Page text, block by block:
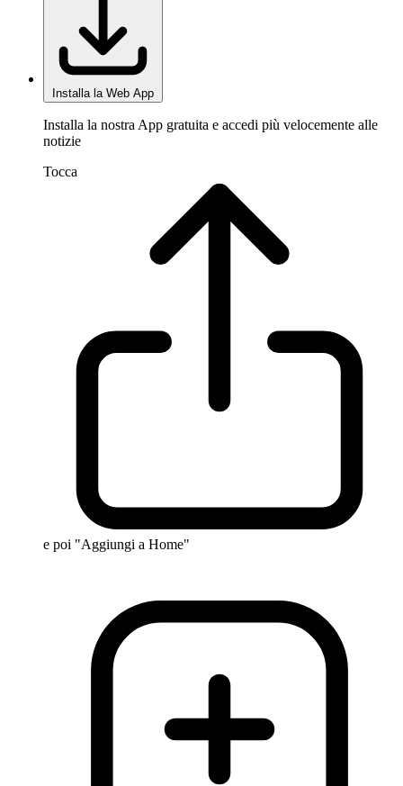
Installa la Web App
Installa la nostra App gratuita e accedi più velocemente alle
notizie
Tocca
e poi "Aggiungi a Home"